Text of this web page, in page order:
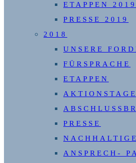
ETAPPEN 2019
PRESSE 2019
2018
UNSERE
FÜRSPRACHE
ETAPPEN
AKTIONSTAGE
PRESSE
ANSPRECH-